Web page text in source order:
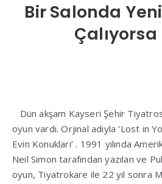
Bir Salonda
Çalıyorsa
Dün akşam Kayseri Şehir
oyun vardı. Orjinal adıyla ‘Lost in
Evin Konukları’ . 1991 yılında
Neil Simon tarafından yazılan ve
oyun, Tiyatrokare ile 22 yıl sonra